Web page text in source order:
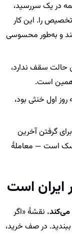
در یک سررسید،
را. این کار
و به‌طور محسوسی
حالت سقف ندارد،
است.
اول خنثی بود،
گرفتن آخرین
است — معاملهٔ
ایران است
می‌کند. نقشهٔ «اگر
در صف خرید،